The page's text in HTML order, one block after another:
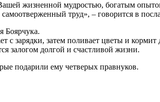
жизненной мудростью, богатым
труд», – говорится в
Боярчука.
с зарядки, затем поливает цветы и
залогом долгой и счастливой жизни.
подарили ему четверых правнуков.